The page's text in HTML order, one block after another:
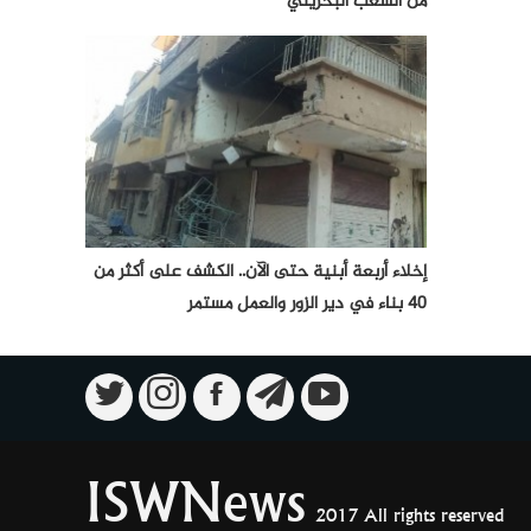
إخلاء أربعة أبنية حتى الآن.. الكشف على أكثر من
40 بناء في دير الزور والعمل مستمر
ISWNews 2017 All rights reserved